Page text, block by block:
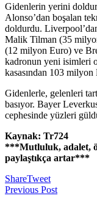
Gidenlerin yerini
Alonso’dan boşalan
doldurdu.
Malik Tilman (35
(12 milyon Euro) ve
kadronun yeni isimleri
kasasından 103 milyon
Gidenlerle, gelenleri
basıyor. Bayer
cephesinde yüzleri
Kaynak: Tr724
***Mutluluk, adalet,
paylaştıkça artar***
ShareTweet
Previous Post